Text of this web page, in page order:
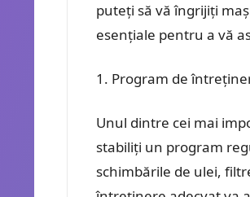
puteți să vă îngrijiți
esențiale pentru a vă
Program de
Unul dintre cei mai
stabiliți un program
schimbările de ulei,